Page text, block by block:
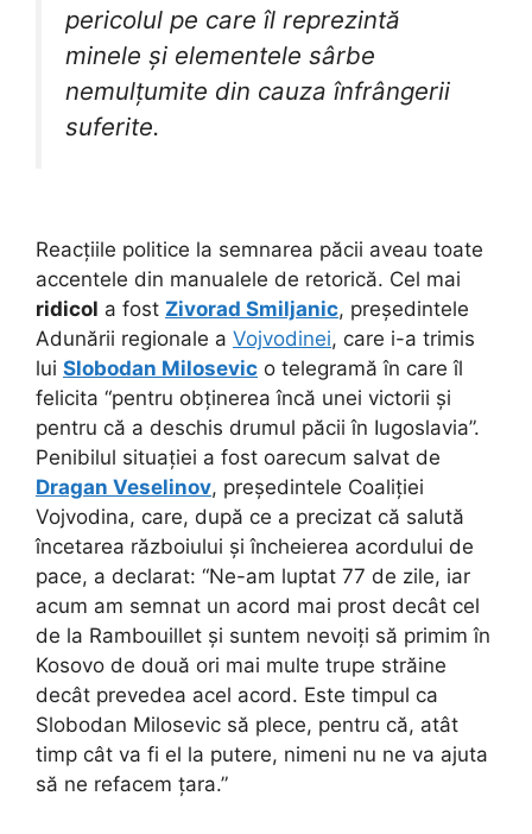
pericolul pe care îl reprezintă
minele și elementele sârbe
nemulțumite din cauza înfrângerii
suferite.
Reacțiile politice la semnarea păcii aveau toate
accentele din manualele de retorică. Cel mai
ridicol a fost Zivorad Smiljanic, președintele
Adunării regionale a Vojvodinei, care i-a trimis
lui Slobodan Milosevic o telegramă în care îl
felicita “pentru obținerea încă unei victorii și
pentru că a deschis drumul păcii în Iugoslavia”.
Penibilul situației a fost oarecum salvat de
Dragan Veselinov, președintele Coaliției
Vojvodina, care, după ce a precizat că salută
încetarea războiului și încheierea acordului de
pace, a declarat: “Ne-am luptat 77 de zile, iar
acum am semnat un acord mai prost decât cel
de la Rambouillet și suntem nevoiți să primim în
Kosovo de două ori mai multe trupe străine
decât prevedea acel acord. Este timpul ca
Slobodan Milosevic să plece, pentru că, atât
timp cât va fi el la putere, nimeni nu ne va ajuta
să ne refacem țara.”